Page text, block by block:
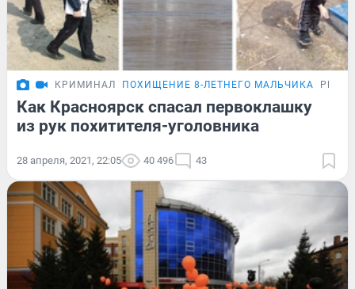
КРИМИНАЛ ПОХИЩЕНИЕ 8-ЛЕТНЕГО МАЛЬЧИКА
Как Красноярск спасал первоклашку
из рук похитителя-уголовника
28 апреля, 2021, 22:05 40 496 43